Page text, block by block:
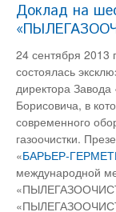
Доклад на
24 сентября 2013
состоялась
директора
Борисовича, в
современного
газоочистки.
«БАРЬЕР-
международной